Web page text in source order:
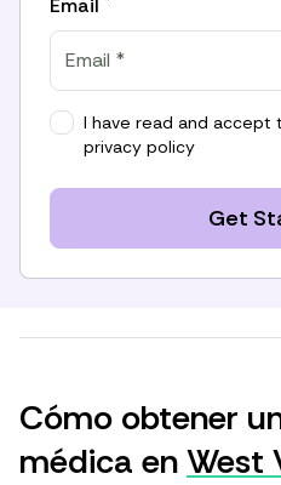
Email
I have read and accept
privacy policy
Get
Cómo obtener
médica enWest